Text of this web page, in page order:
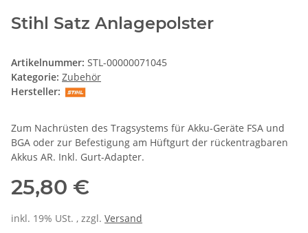
Stihl Satz Anlagepolster
Artikelnummer: STL-00000071045
Kategorie: Zubehör
Hersteller:
Zum Nachrüsten des Tragsystems für Akku-Geräte FSA und
BGA oder zur Befestigung am Hüftgurt der rückentragbaren
Akkus AR. Inkl. Gurt-Adapter.
25,80 €
inkl. 19% USt. , zzgl. Versand